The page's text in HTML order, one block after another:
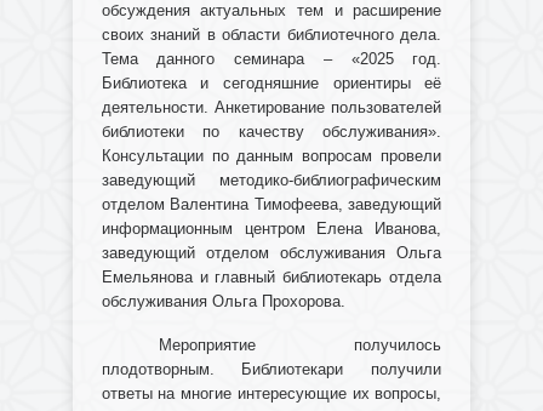
обсуждения актуальных тем и расширение
своих знаний в области библиотечного дела.
Тема данного семинара – «2025 год.
Библиотека и сегодняшние ориентиры её
деятельности. Анкетирование пользователей
библиотеки по качеству обслуживания».
Консультации по данным вопросам провели
заведующий методико-библиографическим
отделом Валентина Тимофеева, заведующий
информационным центром Елена Иванова,
заведующий отделом обслуживания Ольга
Емельянова и главный библиотекарь отдела
обслуживания Ольга Прохорова.
Мероприятие получилось
плодотворным. Библиотекари получили
ответы на многие интересующие их вопросы,